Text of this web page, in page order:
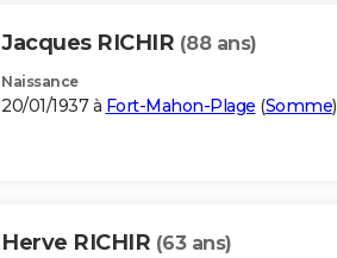
Jacques RICHIR (88 ans)
Naissance
20/01/1937 à Fort-Mahon-Plage (Somme)
Herve RICHIR (63 ans)